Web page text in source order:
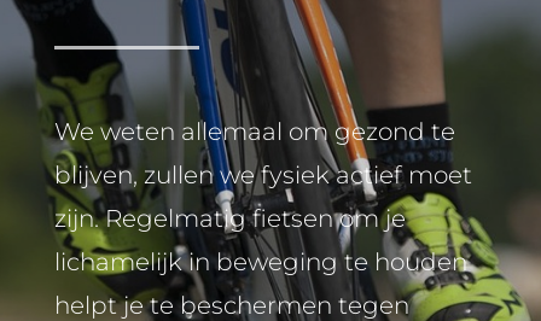
We weten allemaal om gezond te
blijven, zullen we fysiek actief moet
zijn. Regelmatig fietsen om je
lichamelijk in beweging te houden
helpt je te beschermen tegen